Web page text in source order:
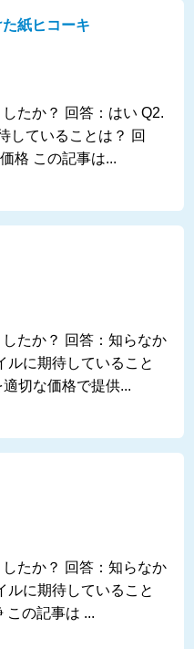
紙ヒコーキ
たか？ 回答：はい Q2.
していることは？ 回
格 この記事は...
たか？ 回答：知らなか
ルに期待していること
切な価格で提供...
たか？ 回答：知らなか
ルに期待していること
この記事は ...